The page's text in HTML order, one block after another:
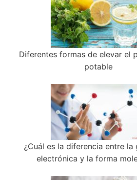
Diferentes formas de elevar el
potable
¿Cuál es la diferencia entre la
electrónica y la forma